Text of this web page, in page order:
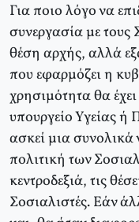
Για ποιο λόγο να
συνεργασία με τους
θέση αρχής, αλλά
που εφαρμόζει η
χρησιμότητα θα
υπουργείο Υγείας
ασκεί μια συνολικά
πολιτική των
κεντροδεξιά, τις
Σοσιαλιστές. Εάν